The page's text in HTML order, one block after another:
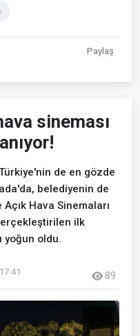
Paylaş
sineması
de en gözde
belediyenin de
Hava Sinemaları
ilk
yoğun oldu.
89